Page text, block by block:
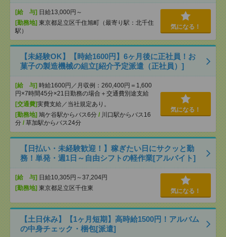
[給 与] 日給13,000円～
[勤務地] 東京都足立区千住旭町（最寄り駅：北千住
駅）
気になる！
【未経験OK】【時給1600円】6ヶ月後に正社員！お
菓子の製造機械の組立[紹介予定派遣（正社員）]
[給 与] 時給1600円／月収例：260,400円＝1,600
円×7時間45分×21日勤務の場合＋交通費別途支給
[交通費]実費支給／当社規定あり。
[勤務地] 鳩ケ谷駅からバス6分 /
川口駅からバス16
分 / 草加駅からバス24分
気になる！
【日払い・未経験歓迎！】稼ぎたい日にサクッと勤
務！単発・週1日～自由シフトの軽作業[アルバイト]
[給 与] 日給10,305円～37,204円
[勤務地] 東京都足立区千住東 気になる！
【土日休み】【1ヶ月短期】高時給1500円！アルバム
の中身チェック・梱包[派遣]